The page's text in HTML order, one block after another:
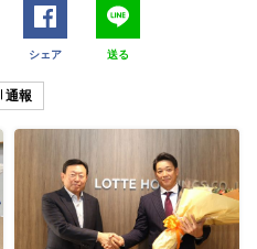
シェア 送る
通報